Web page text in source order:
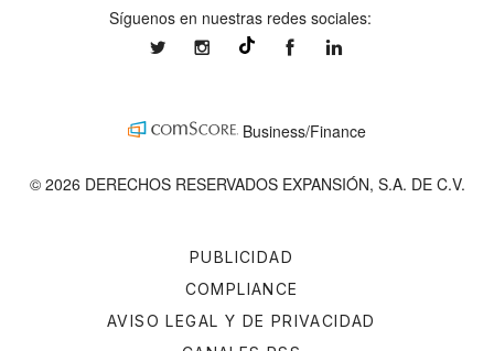
PUBLICIDAD
COMPLIANCE
AVISO LEGAL Y DE PRIVACIDAD
Síguenos en nuestras redes sociales:
expansionmxexpansionmx ExpansionMex
Business/Finance
© 2026 DERECHOS RESERVADOS EXPANSIÓN, S.A. DE C.V.